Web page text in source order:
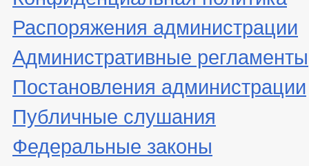
Распоряжения администрации
Административные регламенты
Постановления администрации
Публичные слушания
Федеральные законы